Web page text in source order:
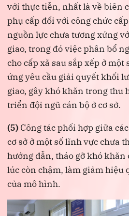
với thực tiễn, nhất là về biên
phụ cấp đối với công chức
nguồn lực chưa tương xứng
giao, trong đó việc phân bổ
cho cấp xã sau sắp xếp ở một
ứng yêu cầu giải quyết khối
giao, gây khó khăn trong thu
triển đội ngũ cán bộ ở cơ sở.
(5) Công tác phối hợp giữa
cơ sở ở một số lĩnh vực chưa
hướng dẫn, tháo gỡ khó khăn
lúc còn chậm, làm giảm hiệu
của mô hình.